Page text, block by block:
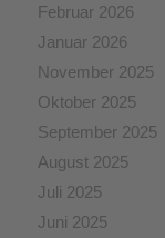
Februar 2026
Januar 2026
November 2025
Oktober 2025
September 2025
August 2025
Juli 2025
Juni 2025